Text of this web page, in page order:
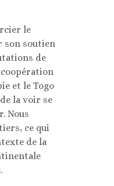
le
son soutien
de
coopération
et le Togo
la voir se
Nous
ce qui
de la